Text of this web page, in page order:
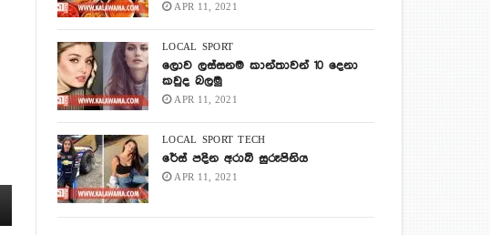
APR 11, 2021
LOCAL SPORT
ලොව ලස්සනම කාන්තාවන් 10 දෙනා
කවුද බලමු
APR 11, 2021
LOCAL SPORT TECH
රේස් පදින අරාබි සුරූපිනිය
APR 11, 2021